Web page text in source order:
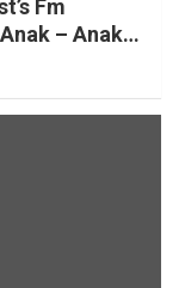
Fm
– Anak